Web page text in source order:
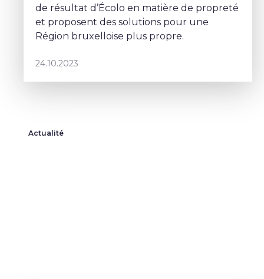
de résultat d’Écolo en matière de propreté
et proposent des solutions pour une
Région bruxelloise plus propre.
24.10.2023
Actualité